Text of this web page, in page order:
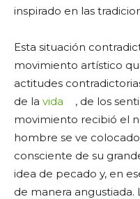
inspirado en las
Esta situación
movimiento artístico
actitudes
de la vida
, de los
movimiento recibió el
hombre se ve
consciente de su
idea de pecado y, en
de manera angustiada.